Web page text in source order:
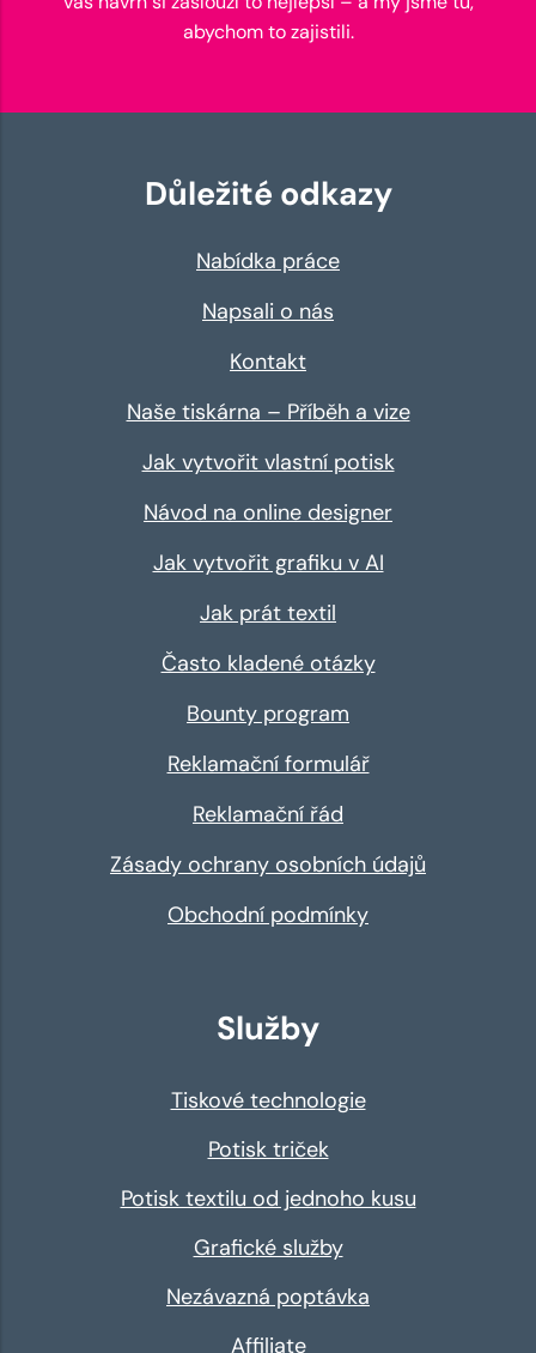
abychom to zajistili.
Důležité odkazy
Nabídka práce
Napsali o nás
Kontakt
Naše tiskárna – Příběh a vize
Jak vytvořit vlastní potisk
Návod na online designer
Jak vytvořit grafiku v AI
Jak prát textil
Často kladené otázky
Bounty program
Reklamační formulář
Reklamační řád
Zásady ochrany osobních údajů
Obchodní podmínky
Služby
Tiskové technologie
Potisk triček
Potisk textilu od jednoho kusu
Grafické služby
Nezávazná poptávka
Affiliate